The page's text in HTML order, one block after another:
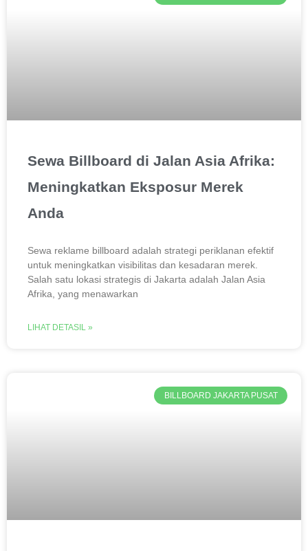
Sewa Billboard di Jalan Asia Afrika:
Meningkatkan Eksposur Merek
Anda
Sewa reklame billboard adalah strategi periklanan efektif
untuk meningkatkan visibilitas dan kesadaran merek.
Salah satu lokasi strategis di Jakarta adalah Jalan Asia
Afrika, yang menawarkan
LIHAT DETASIL »
BILLBOARD JAKARTA PUSAT